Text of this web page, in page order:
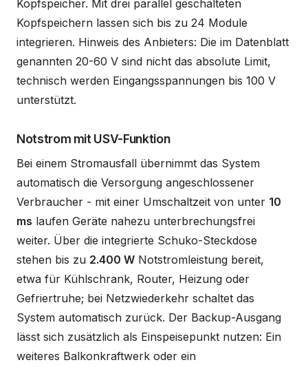
Kopfspeicher. Mit drei parallel geschalteten
Kopfspeichern lassen sich bis zu 24 Module
integrieren. Hinweis des Anbieters: Die im Datenblatt
genannten 20-60 V sind nicht das absolute Limit,
technisch werden Eingangsspannungen bis 100 V
unterstützt.
Notstrom mit USV-Funktion
Bei einem Stromausfall übernimmt das System
automatisch die Versorgung angeschlossener
Verbraucher - mit einer Umschaltzeit von unter 10
ms laufen Geräte nahezu unterbrechungsfrei
weiter. Über die integrierte Schuko-Steckdose
stehen bis zu 2.400 W Notstromleistung bereit,
etwa für Kühlschrank, Router, Heizung oder
Gefriertruhe; bei Netzwiederkehr schaltet das
System automatisch zurück. Der Backup-Ausgang
lässt sich zusätzlich als Einspeisepunkt nutzen: Ein
weiteres Balkonkraftwerk oder ein